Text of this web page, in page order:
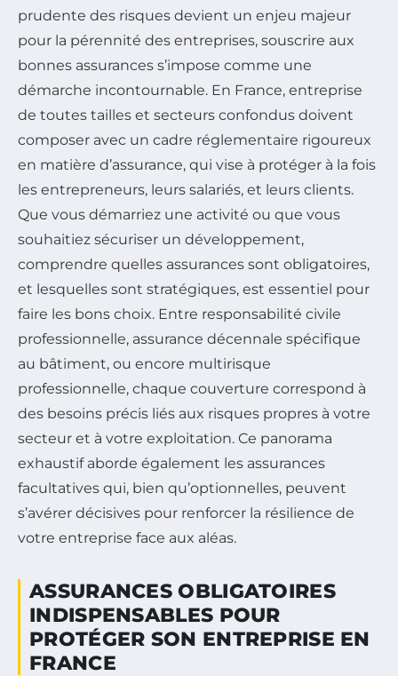
prudente des risques devient un enjeu majeur
pour la pérennité des entreprises, souscrire aux
bonnes assurances s’impose comme une
démarche incontournable. En France, entreprise
de toutes tailles et secteurs confondus doivent
composer avec un cadre réglementaire rigoureux
en matière d’assurance, qui vise à protéger à la fois
les entrepreneurs, leurs salariés, et leurs clients.
Que vous démarriez une activité ou que vous
souhaitiez sécuriser un développement,
comprendre quelles assurances sont obligatoires,
et lesquelles sont stratégiques, est essentiel pour
faire les bons choix. Entre responsabilité civile
professionnelle, assurance décennale spécifique
au bâtiment, ou encore multirisque
professionnelle, chaque couverture correspond à
des besoins précis liés aux risques propres à votre
secteur et à votre exploitation. Ce panorama
exhaustif aborde également les assurances
facultatives qui, bien qu’optionnelles, peuvent
s’avérer décisives pour renforcer la résilience de
votre entreprise face aux aléas.
ASSURANCES OBLIGATOIRES
INDISPENSABLES POUR
PROTÉGER SON ENTREPRISE EN
FRANCE